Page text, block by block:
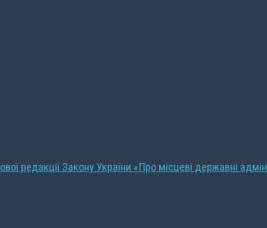
редакції Закону України «Про місцеві державні